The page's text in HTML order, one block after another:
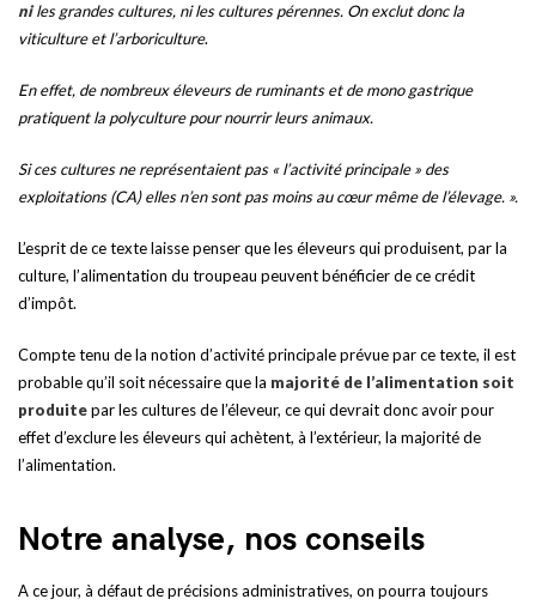
niles grandes cultures, ni les cultures pérennes. On exclut donc la
viticulture et l’arboriculture.
En effet, de nombreux éleveurs de ruminants et de mono gastrique
pratiquent la polyculture pour nourrir leurs animaux.
Si ces cultures ne représentaient pas « l’activité principale » des
exploitations (CA) elles n’en sont pas moins au cœur même de l’élevage. ».
L’esprit de ce texte laisse penser que les éleveurs qui produisent, par la
culture, l’alimentation du troupeau peuvent bénéficier de ce crédit
d’impôt.
Compte tenu de la notion d’activité principale prévue par ce texte, il est
probable qu’il soit nécessaire que la majorité de l’alimentation soit
produitepar les cultures de l’éleveur, ce qui devrait donc avoir pour
effet d’exclure les éleveurs qui achètent, à l’extérieur, la majorité de
l’alimentation.
Notre analyse, nos conseils
A ce jour, à défaut de précisions administratives, on pourra toujours